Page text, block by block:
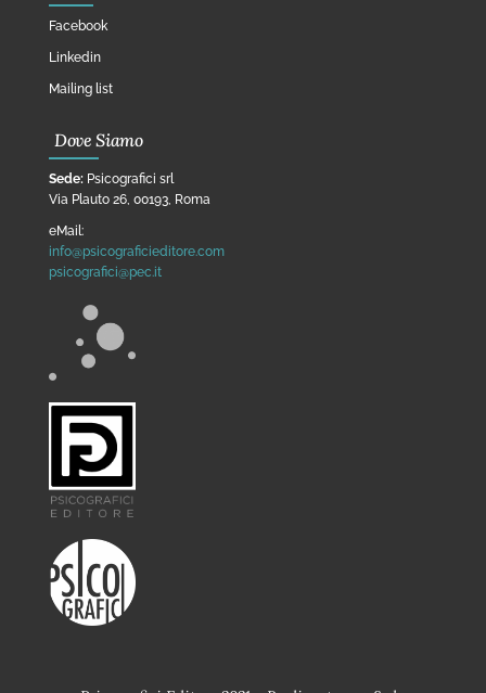
Facebook
Linkedin
Mailing list
Dove Siamo
Sede: Psicografici srl
Via Plauto 26, 00193, Roma
eMail:
info@psicograficieditore.com
psicografici@pec.it